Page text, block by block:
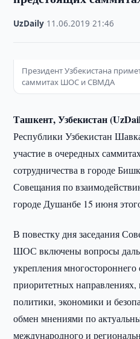
UzDaily 11.06.2019 ·21:46
Президент Узбекистана
саммитах ШОС и СВМДА
Ташкент, Узбекистан
Республики Узбекистан
участие в очередных
сотрудничества в городе
Совещания по
городе Душанбе 15 июня
В повестку дня заседания
ШОС включены вопросы
укрепления многостороннего
приоритетных направлениях,
политики, экономики и
обмен мнениями по
международного и